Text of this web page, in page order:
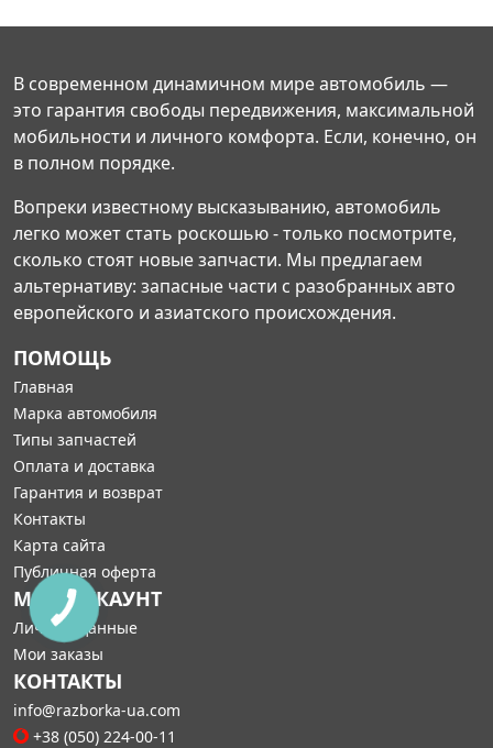
В современном динамичном мире автомобиль —
это гарантия свободы передвижения, максимальной
мобильности и личного комфорта. Если, конечно, он
в полном порядке.
Вопреки известному высказыванию, автомобиль
легко может стать роскошью - только посмотрите,
сколько стоят новые запчасти. Мы предлагаем
альтернативу: запасные части с разобранных авто
европейского и азиатского происхождения.
ПОМОЩЬ
Главная
Марка автомобиля
Типы запчастей
Оплата и доставка
Гарантия и возврат
Контакты
Карта сайта
Публичная оферта
МОЙ АККАУНТ
Личные данные
Мои заказы
КОНТАКТЫ
info@razborka-ua.com
+38 (050) 224-00-11